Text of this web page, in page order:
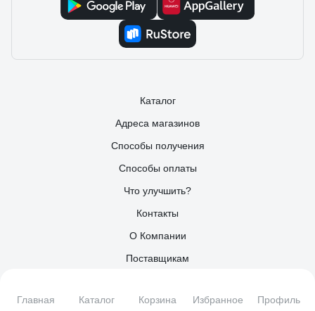
Главная Каталог Корзина Избранное Профиль
Каталог
Адреса магазинов
Способы получения
Способы оплаты
Что улучшить?
Контакты
О Компании
Поставщикам
Информация для инвесторов